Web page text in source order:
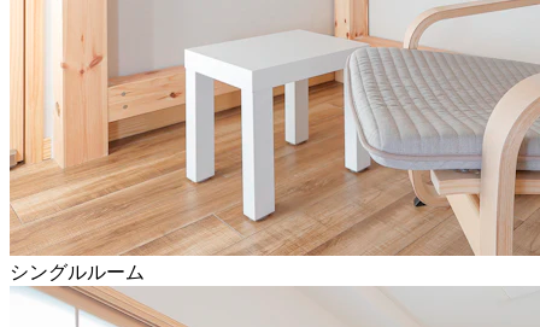
シングルルーム